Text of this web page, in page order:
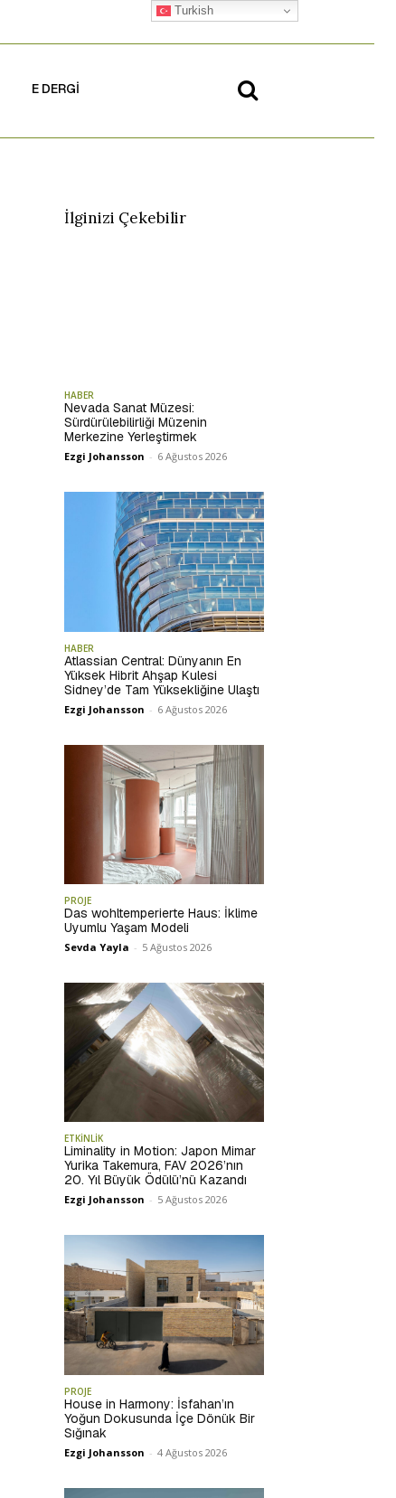
E DERGİ
İlginizi Çekebilir
HABER
Nevada Sanat Müzesi:
Sürdürülebilirliği Müzenin
Merkezine Yerleştirmek
Ezgi Johansson - 6 Ağustos 2026
HABER
Atlassian Central: Dünyanın En
Yüksek Hibrit Ahşap Kulesi
Sidney’de Tam Yüksekliğine Ulaştı
Ezgi Johansson - 6 Ağustos 2026
PROJE
Das wohltemperierte Haus: İklime
Uyumlu Yaşam Modeli
Sevda Yayla - 5 Ağustos 2026
ETKİNLİK
Liminality in Motion: Japon Mimar
Yurika Takemura, FAV 2026’nın
20. Yıl Büyük Ödülü’nü Kazandı
Ezgi Johansson - 5 Ağustos 2026
PROJE
House in Harmony: İsfahan’ın
Yoğun Dokusunda İçe Dönük Bir
Sığınak
Ezgi Johansson - 4 Ağustos 2026
Turkish